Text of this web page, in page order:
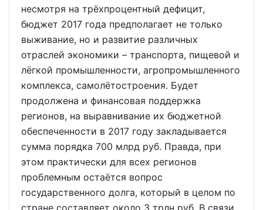
несмотря на трёхпроцентный дефицит,
бюджет 2017 года предполагает не только
выживание, но и развитие различных
отраслей экономики – транспорта, пищевой и
лёгкой промышленности, агропромышленного
комплекса, самолётостроения. Будет
продолжена и финансовая поддержка
регионов, на выравнивание их бюджетной
обеспеченности в 2017 году закладывается
сумма порядка 700 млрд руб. Правда, при
этом практически для всех регионов
проблемным остаётся вопрос
государственного долга, который в целом по
стране составляет около 3 трлн руб. В связи